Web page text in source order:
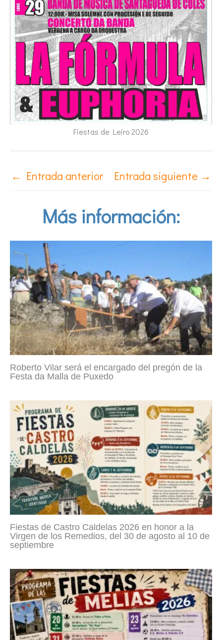
Fiestas de Leiro 2026
← Entrada anterior Entrada siguiente →
Más información:
Roberto Vilar será el encargado del pregón de la
Festa da Malla de Puxedo
Fiestas de Castro Caldelas 2026 en honor a la
Virgen de los Remedios, del 30 de agosto al 10 de
septiembre